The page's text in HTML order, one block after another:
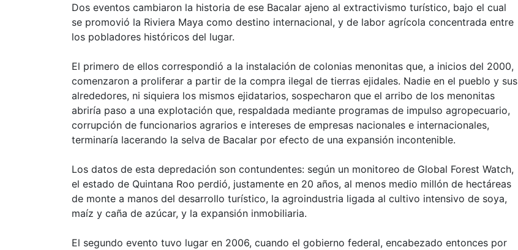
Dos eventos cambiaron la historia de ese Bacalar ajeno al extractivismo turístico, bajo el cual
se promovió la Riviera Maya como destino internacional, y de labor agrícola concentrada entre
los pobladores históricos del lugar.
El primero de ellos correspondió a la instalación de colonias menonitas que, a inicios del 2000,
comenzaron a proliferar a partir de la compra ilegal de tierras ejidales. Nadie en el pueblo y sus
alrededores, ni siquiera los mismos ejidatarios, sospecharon que el arribo de los menonitas
abriría paso a una explotación que, respaldada mediante programas de impulso agropecuario,
corrupción de funcionarios agrarios e intereses de empresas nacionales e internacionales,
terminaría lacerando la selva de Bacalar por efecto de una expansión incontenible.
Los datos de esta depredación son contundentes: según un monitoreo de Global Forest Watch,
el estado de Quintana Roo perdió, justamente en 20 años, al menos medio millón de hectáreas
de monte a manos del desarrollo turístico, la agroindustria ligada al cultivo intensivo de soya,
maíz y caña de azúcar, y la expansión inmobiliaria.
El segundo evento tuvo lugar en 2006, cuando el gobierno federal, encabezado entonces por